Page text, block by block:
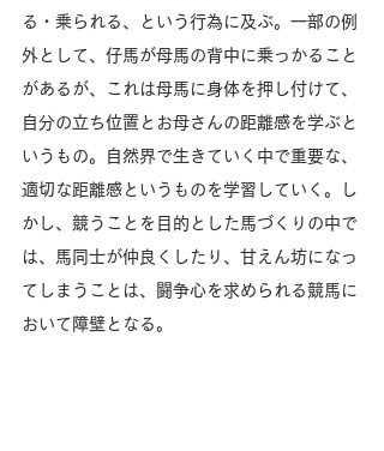
る・乗られる、という行為に及ぶ。一部の例
外として、仔馬が母馬の背中に乗っかること
があるが、これは母馬に身体を押し付けて、
自分の立ち位置とお母さんの距離感を学ぶと
いうもの。自然界で生きていく中で重要な、
適切な距離感というものを学習していく。し
かし、競うことを目的とした馬づくりの中で
は、馬同士が仲良くしたり、甘えん坊になっ
てしまうことは、闘争心を求められる競馬に
おいて障壁となる。